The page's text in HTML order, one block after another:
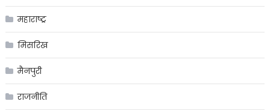
महाराष्ट्र
मिसरिख
मैनपुरी
राजनीति